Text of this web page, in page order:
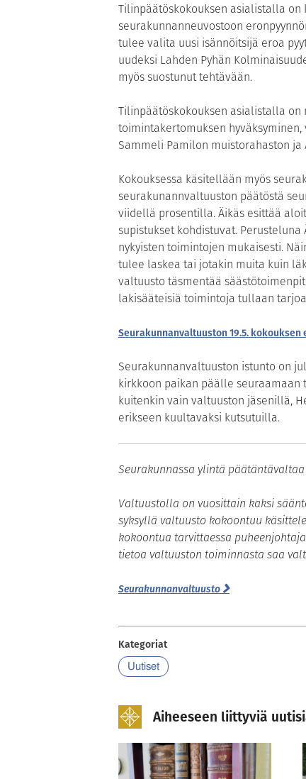
Tilinpäätöskokouksen asialistalla
seurakunnanneuvostoon
tulee valita uusi isännöitsijä eroa
uudeksi Lahden Pyhän
myös suostunut tehtävään.
Tilinpäätöskokouksen asialistalla on
toimintakertomuksen
Sammeli Pamilon muistorahaston
Kokouksessa käsitellään myös
seurakunannvaltuuston päätöstä
viidellä prosentilla. Äikäs esittää
supistukset kohdistuvat.
nykyisten toimintojen mukaisesti.
tulee laskea tai jotakin muita kuin
valtuusto täsmentää
lakisääteisiä toimintoja tullaan
Seurakunnanvaltuuston 19.5.
Seurakunnanvaltuuston istunto on
kirkkoon paikan päälle seuraamaan
kuitenkin vain valtuuston jäsenillä,
erikseen kuultavaksi kutsutuilla.
Seurakunnassa ylintä
Valtuustolla on vuosittain kaksi
syksyllä valtuusto kokoontuu
kokoontua tarvittaessa
tietoa valtuuston toiminnasta saa
Seurakunnanvaltuusto
Kategoriat
Uutiset
Aiheeseen liittyviä